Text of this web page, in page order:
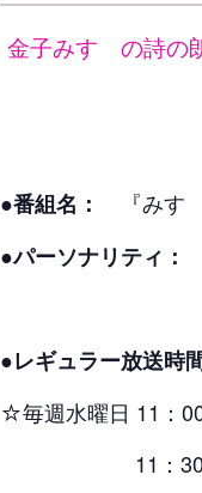
金子みすゞの詩の
●番組名： 『み
●パーソナリティ：
●レギュラー放送時
☆毎週水曜日 11：
11：30～